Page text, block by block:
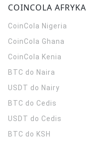
COINCOLA AFRYKA
CoinCola Nigeria
CoinCola Ghana
CoinCola Kenia
BTC do Naira
USDT do Nairy
BTC do Cedis
USDT do Cedis
BTC do KSH